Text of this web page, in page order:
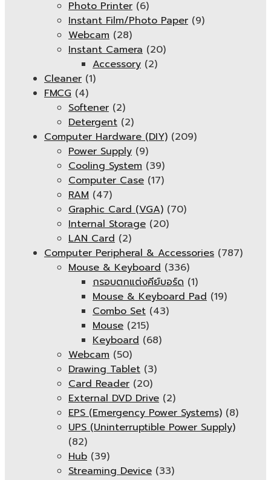
Photo Printer (6)
Instant Film/Photo Paper (9)
Webcam (28)
Instant Camera (20)
Accessory (2)
Cleaner (1)
FMCG (4)
Softener (2)
Detergent (2)
Computer Hardware (DIY) (209)
Power Supply (9)
Cooling System (39)
Computer Case (17)
RAM (47)
Graphic Card (VGA) (70)
Internal Storage (20)
LAN Card (2)
Computer Peripheral & Accessories (787)
Mouse & Keyboard (336)
กรอบตกแต่งคีย์บอร์ด (1)
Mouse & Keyboard Pad (19)
Combo Set (43)
Mouse (215)
Keyboard (68)
Webcam (50)
Drawing Tablet (3)
Card Reader (20)
External DVD Drive (2)
EPS (Emergency Power Systems) (8)
UPS (Uninterruptible Power Supply)
(82)
Hub (39)
Streaming Device (33)